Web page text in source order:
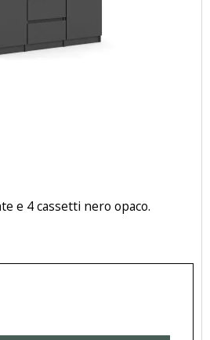
e 4 cassetti nero opaco.